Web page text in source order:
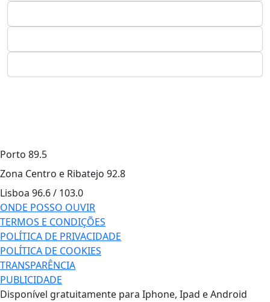
Porto 89.5
Zona Centro e Ribatejo 92.8
Lisboa 96.6 / 103.0
ONDE POSSO OUVIR
TERMOS E CONDIÇÕES
POLÍTICA DE PRIVACIDADE
POLÍTICA DE COOKIES
TRANSPARÊNCIA
PUBLICIDADE
Disponível gratuitamente para Iphone, Ipad e Android